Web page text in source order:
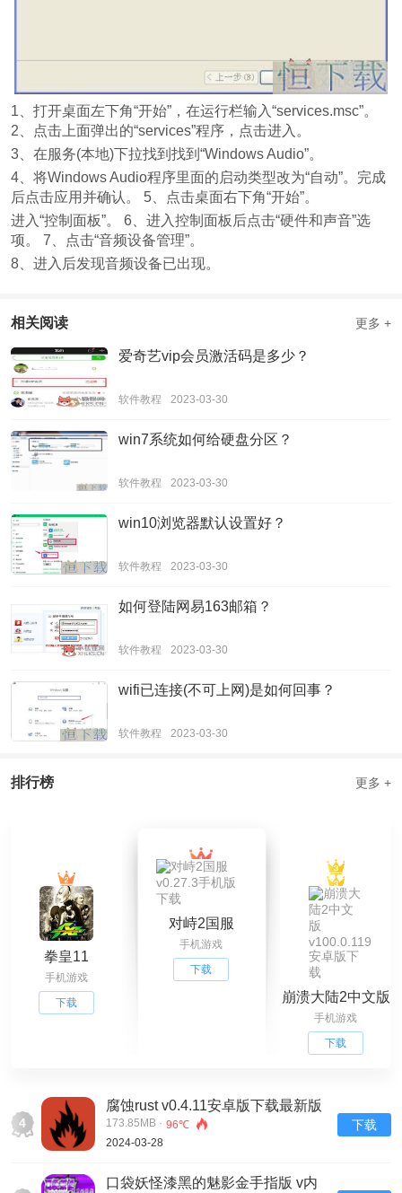
1、打开桌面左下角“开始”，在运行栏输入“services.msc”。
2、点击上面弹出的“services”程序，点击进入。
3、在服务(本地)下拉找到找到“Windows Audio”。
4、将Windows Audio程序里面的启动类型改为“自动”。完成
后点击应用并确认。 5、点击桌面右下角“开始”。
进入“控制面板”。 6、进入控制面板后点击“硬件和声音”选
项。 7、点击“音频设备管理”。
8、进入后发现音频设备已出现。
相关阅读 更多 +
爱奇艺vip会员激活码是多少？
软件教程 2023-03-30
win7系统如何给硬盘分区？
软件教程 2023-03-30
win10浏览器默认设置好？
软件教程 2023-03-30
如何登陆网易163邮箱？
软件教程 2023-03-30
wifi已连接(不可上网)是如何回事？
软件教程 2023-03-30
排行榜 更多 +
拳皇11
手机游戏
下载
对峙2国服
v0.27.3手机版下
载
手机游戏
下载
崩溃大陆2中文版
v100.0.119安卓
版下载
手机游戏
下载
4
腐蚀rust v0.4.11安卓版下载最新版
173.85MB · 96℃
2024-03-28
下载
口袋妖怪漆黑的魅影金手指版 v内